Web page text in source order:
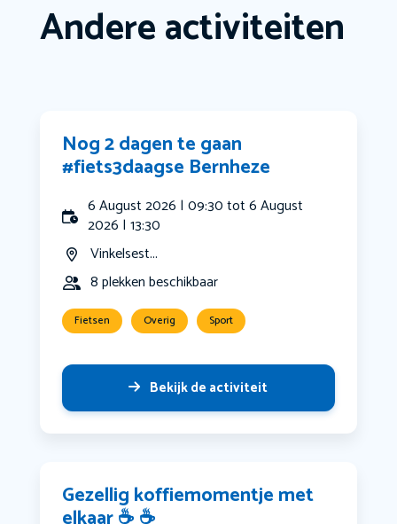
Andere activiteiten
Nog 2 dagen te gaan
#fiets3daagse Bernheze
6 August 2026 | 09:30 tot 6 August
2026 | 13:30
Vinkelsest...
8 plekken beschikbaar
Fietsen Overig Sport
Bekijk de activiteit
Gezellig koffiemomentje met